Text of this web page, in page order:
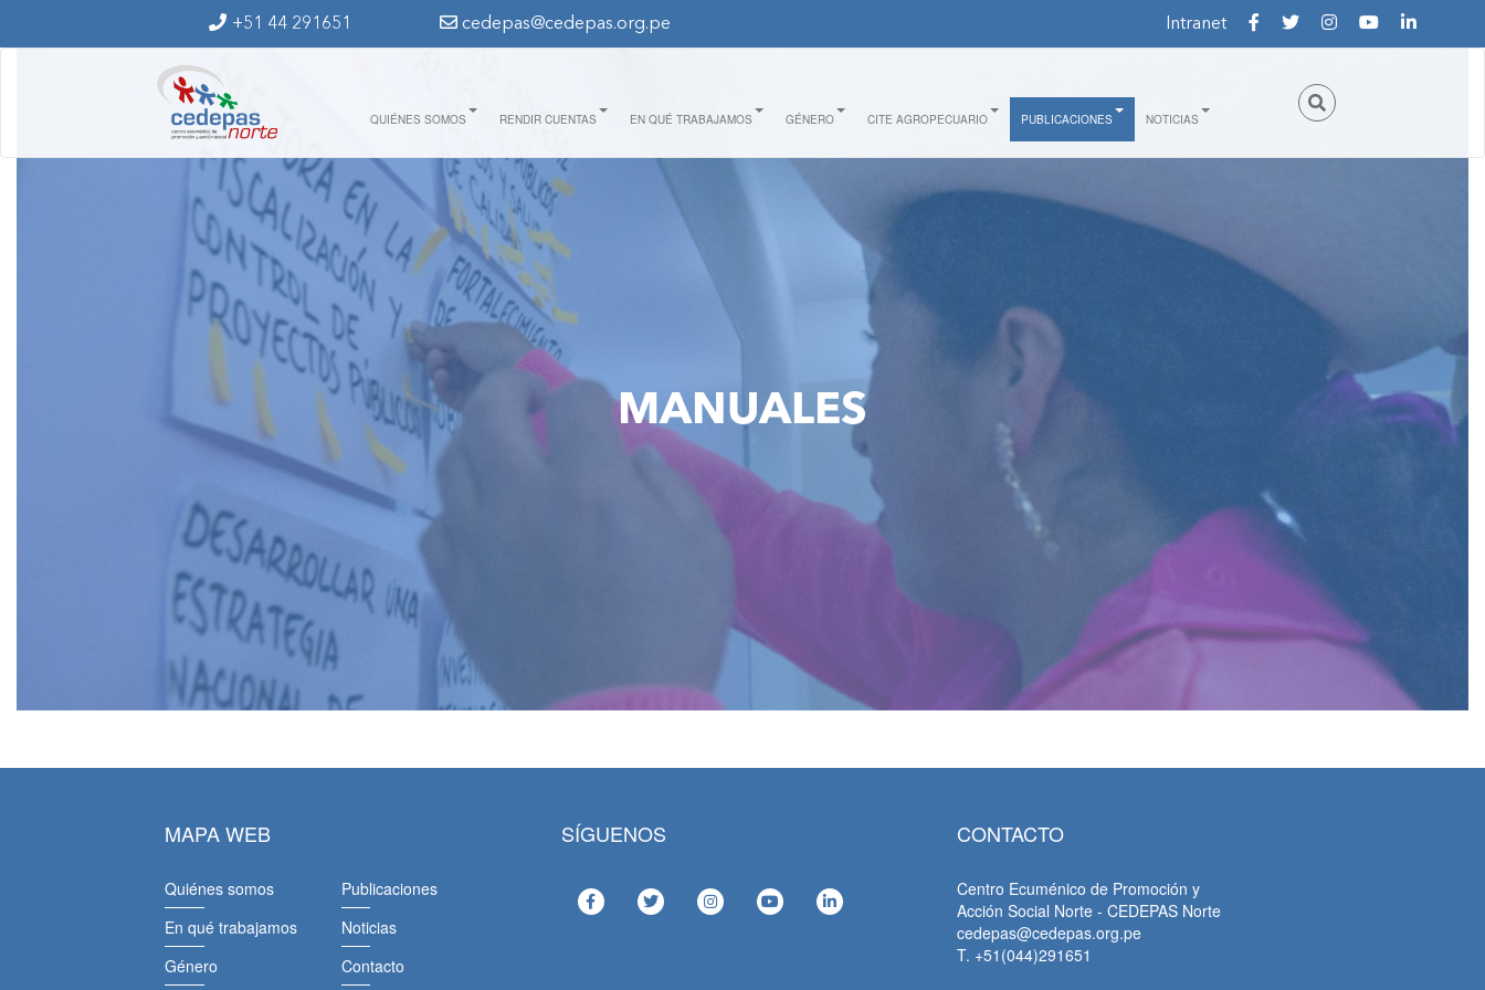
+51 44 291651 cedepas@cedepas.org.pe Intranet
QUIÉNES SOMOS RENDIR CUENTAS EN QUÉ TRABAJAMOS GÉNERO CITE AGROPECUARIO PUBLICACIONES NOTICIAS
MANUALES
MAPA WEB
Quiénes somos
En qué trabajamos
Género
Publicaciones
Noticias
Contacto
SÍGUENOS CONTACTO
Centro Ecuménico de Promoción y
Acción Social Norte - CEDEPAS Norte
cedepas@cedepas.org.pe
T. +51(044)291651